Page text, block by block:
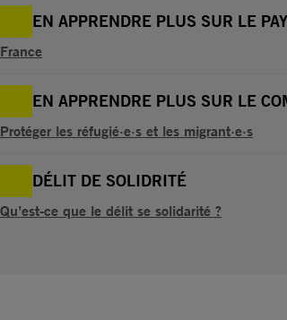
EN APPRENDRE PLUS SUR LE
France
EN APPRENDRE PLUS SUR LE
Protéger les réfugié·e·s et les migrant·e·s
DÉLIT DE SOLIDRITÉ
Qu’est-ce que le délit se solidarité ?